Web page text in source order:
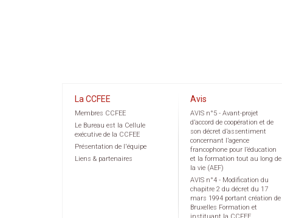
La CCFEE
Membres CCFEE
Le Bureau est la Cellule
exécutive de la CCFEE
Présentation de l'équipe
Liens & partenaires
Avis
AVIS n°5 - Avant-projet
d’accord de coopération et de
son décret d’assentiment
concernant l’agence
francophone pour l’éducation
et la formation tout au long de
la vie (AEF)
AVIS n°4 - Modification du
chapitre 2 du décret du 17
mars 1994 portant création de
Bruxelles Formation et
instituant la CCFEE